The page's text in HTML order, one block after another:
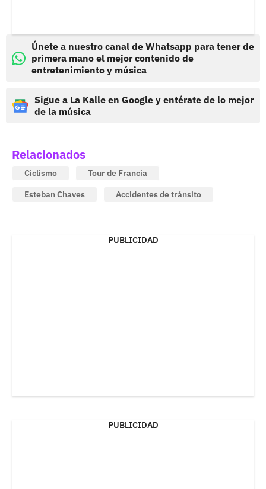
Únete a nuestro canal de Whatsapp para tener de
primera mano el mejor contenido de
entretenimiento y música
Sigue a La Kalle en Google y entérate de lo mejor
de la música
Relacionados
Ciclismo
Tour de Francia
Esteban Chaves
Accidentes de tránsito
PUBLICIDAD
PUBLICIDAD